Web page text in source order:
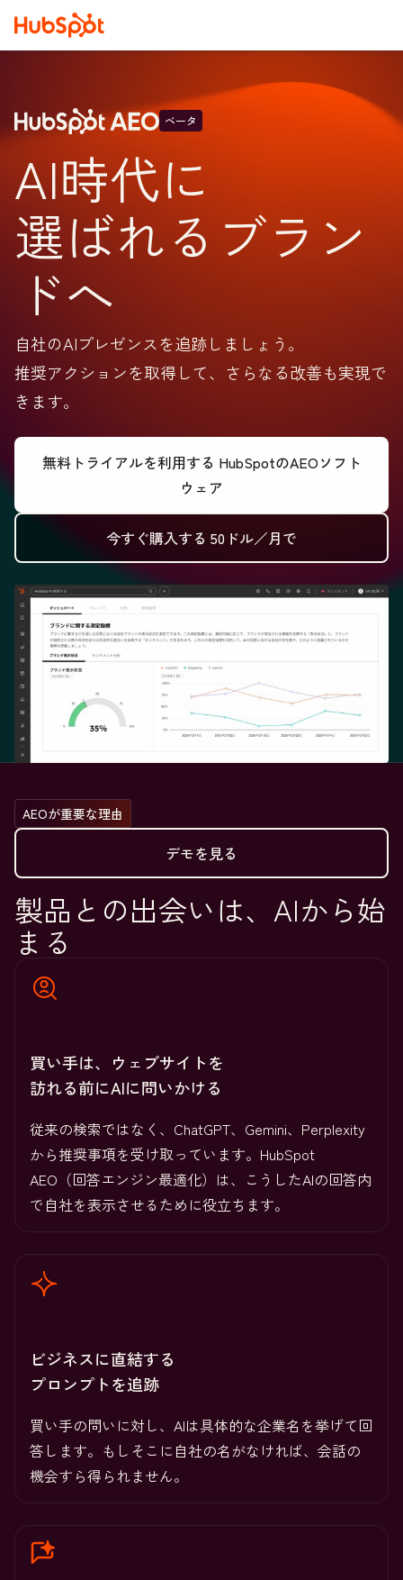
ベータ
AI時代に
選ばれるブラン
ドへ
自社のAIプレゼンスを追跡しましょう。
推奨アクションを取得して、さらなる改善も実現で
きます。
無料トライアルを利用する HubSpotのAEOソフト
ウェア
今すぐ購入する 50ドル／月で
AEOが重要な理由
デモを見る
製品との出会いは、AIから始
まる
買い手は、ウェブサイトを
訪れる前にAIに問いかける
従来の検索ではなく、ChatGPT、Gemini、Perplexity
から推奨事項を受け取っています。HubSpot
AEO（回答エンジン最適化）は、こうしたAIの回答内
で自社を表示させるために役立ちます。
ビジネスに直結する
プロンプトを追跡
買い手の問いに対し、AIは具体的な企業名を挙げて回
答します。もしそこに自社の名がなければ、会話の
機会すら得られません。